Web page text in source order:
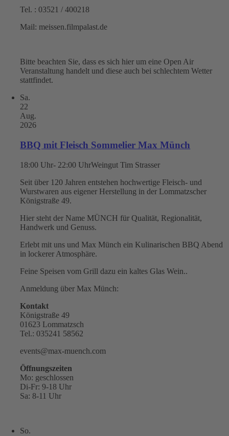
Tel. : 03521 / 400218
Mail: meissen.filmpalast.de
Bitte beachten Sie, dass es sich hier um eine Open Air
Veranstaltung handelt und diese auch bei schlechtem Wetter
stattfindet.
Sa.
22
Aug.
2026
BBQ mit Fleisch Sommelier Max Münch
18:00 Uhr- 22:00 UhrWeingut Tim Strasser
Seit über 120 Jahren entstehen hochwertige Fleisch- und
Wurstwaren aus eigener Herstellung in der Lommatzscher
Königstraße 49.
Hier steht der Name MÜNCH für Qualität, Regionalität,
Handwerk und Genuss.
Erlebt mit uns und Max Münch ein Kulinarischen BBQ Abend
in lockerer Atmosphäre.
Feine Speisen vom Grill dazu ein kaltes Glas Wein..
Anmeldung über Max Münch:
Kontakt
Königstraße 49
01623 Lommatzsch
Tel.: 035241 58562
events@max-muench.com
Öffnungszeiten
Mo: geschlossen
Di-Fr: 9-18 Uhr
Sa: 8-11 Uhr
So.